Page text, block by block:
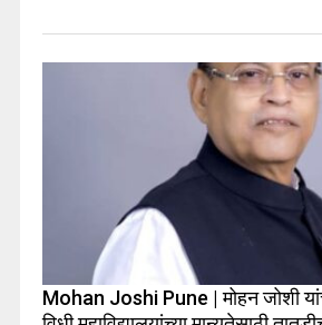
Mohan Joshi Pune | मोहन जोशी